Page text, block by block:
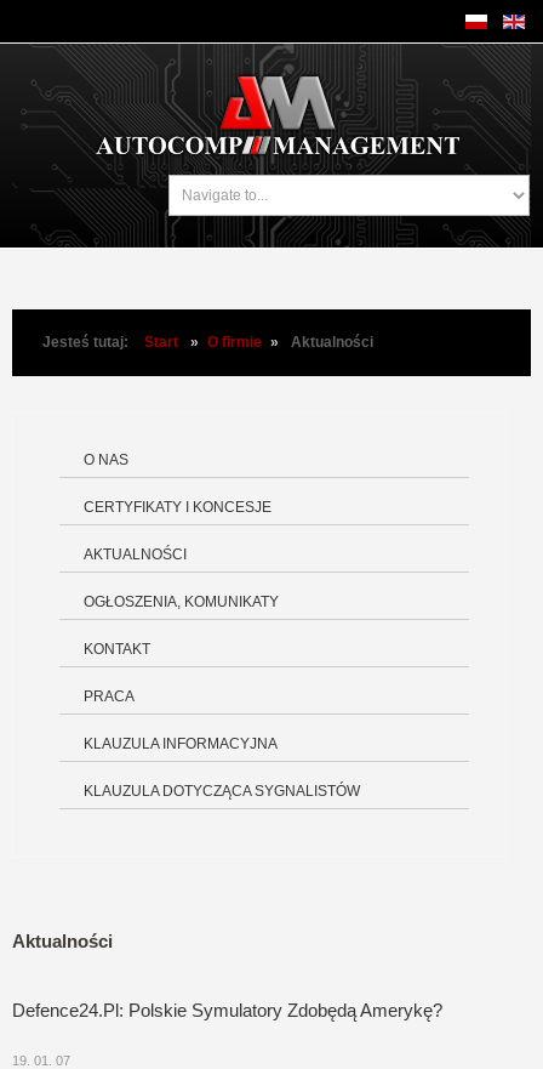
Jesteś tutaj: Start » O firmie » Aktualności
O NAS
CERTYFIKATY I KONCESJE
AKTUALNOŚCI
OGŁOSZENIA, KOMUNIKATY
KONTAKT
PRACA
KLAUZULA INFORMACYJNA
KLAUZULA DOTYCZĄCA SYGNALISTÓW
Aktualności
Defence24.pl: Polskie Symulatory Zdobędą Amerykę?
19. 01. 07